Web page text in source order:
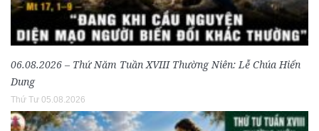
06.08.2026 – Thứ Năm Tuần XVIII Thường Niên: Lễ Chúa Hiển
Dung
Thứ Tư 05.08.2026